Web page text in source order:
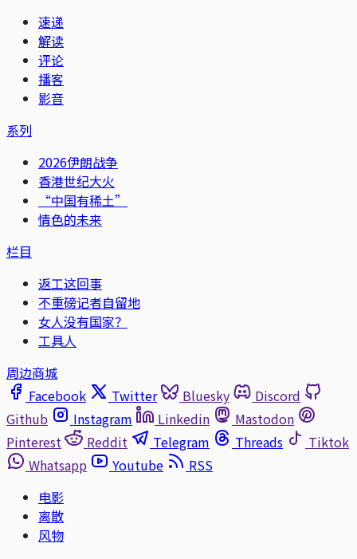
速递
解读
评论
播客
影音
系列
2026伊朗战争
香港世纪大火
“中国有稀土”
情色的未来
栏目
返工这回事
不重磅记者自留地
女人没有国家？
工具人
周边商城
Facebook
Twitter Bluesky
Discord
Github
Instagram Linkedin
Mastodon
Pinterest
Reddit Telegram Threads
Tiktok
Whatsapp
Youtube
RSS
电影
离散
风物